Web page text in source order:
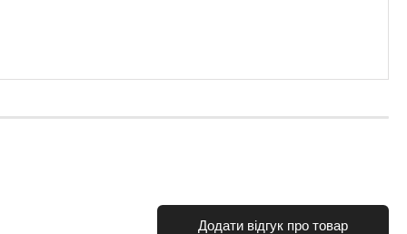
Додати відгук про товар